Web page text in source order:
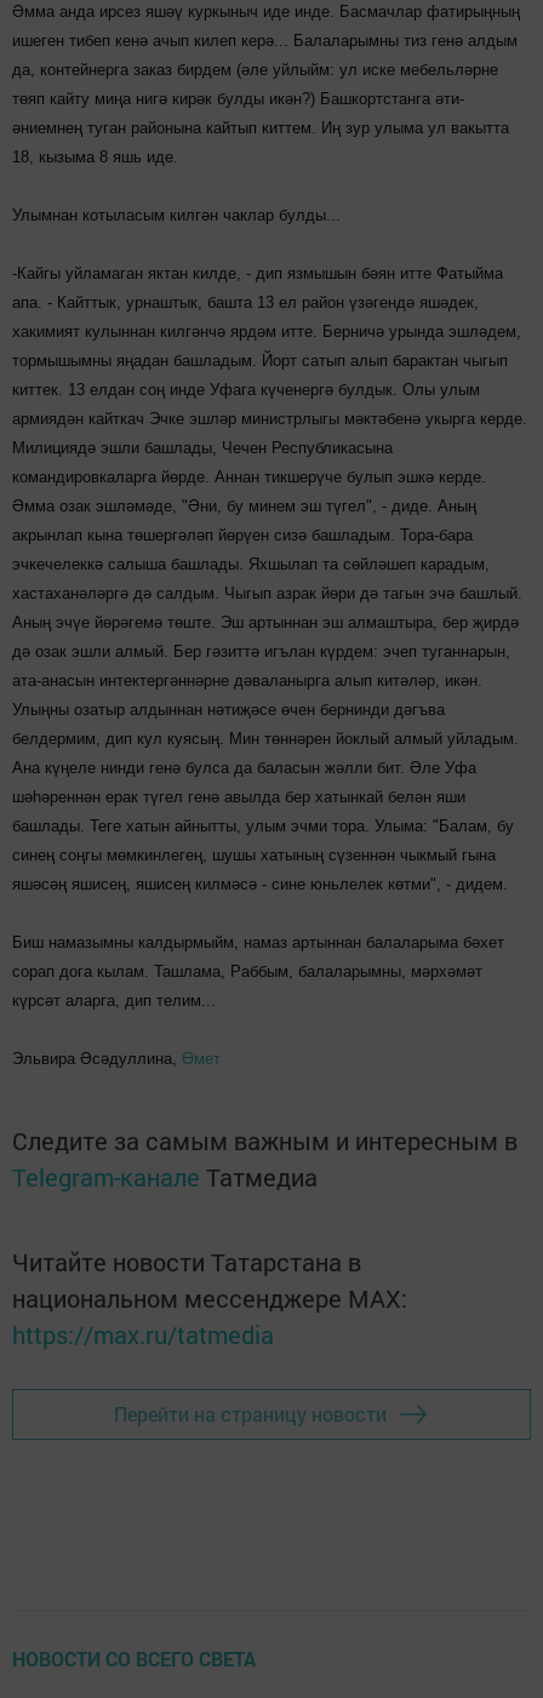
Әмма анда ирсез яшәү куркыныч иде инде. Басмачлар фатирыңның
ишеген тибеп кенә ачып килеп керә... Балаларымны тиз генә алдым
да, контейнерга заказ бирдем (әле уйлыйм: ул иске мебельләрне
төяп кайту миңа нигә кирәк булды икән?) Башкортстанга әти-
әниемнең туган районына кайтып киттем. Иң зур улыма ул вакытта
18, кызыма 8 яшь иде.
Улымнан котыласым килгән чаклар булды...
-Кайгы уйламаган яктан килде, - дип язмышын бәян итте Фатыйма
апа. - Кайттык, урнаштык, башта 13 ел район үзәгендә яшәдек,
хакимият кулыннан килгәнчә ярдәм итте. Берничә урында эшләдем,
тормышымны яңадан башладым. Йорт сатып алып барактан чыгып
киттек. 13 елдан соң инде Уфага күченергә булдык. Олы улым
армиядән кайткач Эчке эшләр министрлыгы мәктәбенә укырга керде.
Милициядә эшли башлады, Чечен Республикасына
командировкаларга йөрде. Аннан тикшерүче булып эшкә керде.
Әмма озак эшләмәде, "Әни, бу минем эш түгел", - диде. Аның
акрынлап кына төшергәләп йөрүен сизә башладым. Тора-бара
эчкечелеккә салыша башлады. Яхшылап та сөйләшеп карадым,
хастаханәләргә дә салдым. Чыгып азрак йөри дә тагын эчә башлый.
Аның эчүе йөрәгемә төште. Эш артыннан эш алмаштыра, бер җирдә
дә озак эшли алмый. Бер гәзиттә игълан күрдем: эчеп туганнарын,
ата-анасын интектергәннәрне дәваланырга алып китәләр, икән.
Улыңны озатыр алдыннан нәтиҗәсе өчен бернинди дәгъва
белдермим, дип кул куясың. Мин төннәрен йоклый алмый уйладым.
Ана күңеле нинди генә булса да баласын жәлли бит. Әле Уфа
шәһәреннән ерак түгел генә авылда бер хатынкай белән яши
башлады. Теге хатын айнытты, улым эчми тора. Улыма: "Балам, бу
синең соңгы мөмкинлегең, шушы хатының сүзеннән чыкмый гына
яшәсәң яшисең, яшисең килмәсә - сине юньлелек көтми", - дидем.
Биш намазымны калдырмыйм, намаз артыннан балаларыма бәхет
сорап дога кылам. Ташлама, Раббым, балаларымны, мәрхәмәт
күрсәт аларга, дип телим...
Эльвира Әсәдуллина, Өмет
Следите за самым важным и интересным в
Telegram-канале Татмедиа
Читайте новости Татарстана в
национальном мессенджере MАХ:
https://max.ru/tatmedia
Перейти на страницу новости
НОВОСТИ СО ВСЕГО СВЕТА